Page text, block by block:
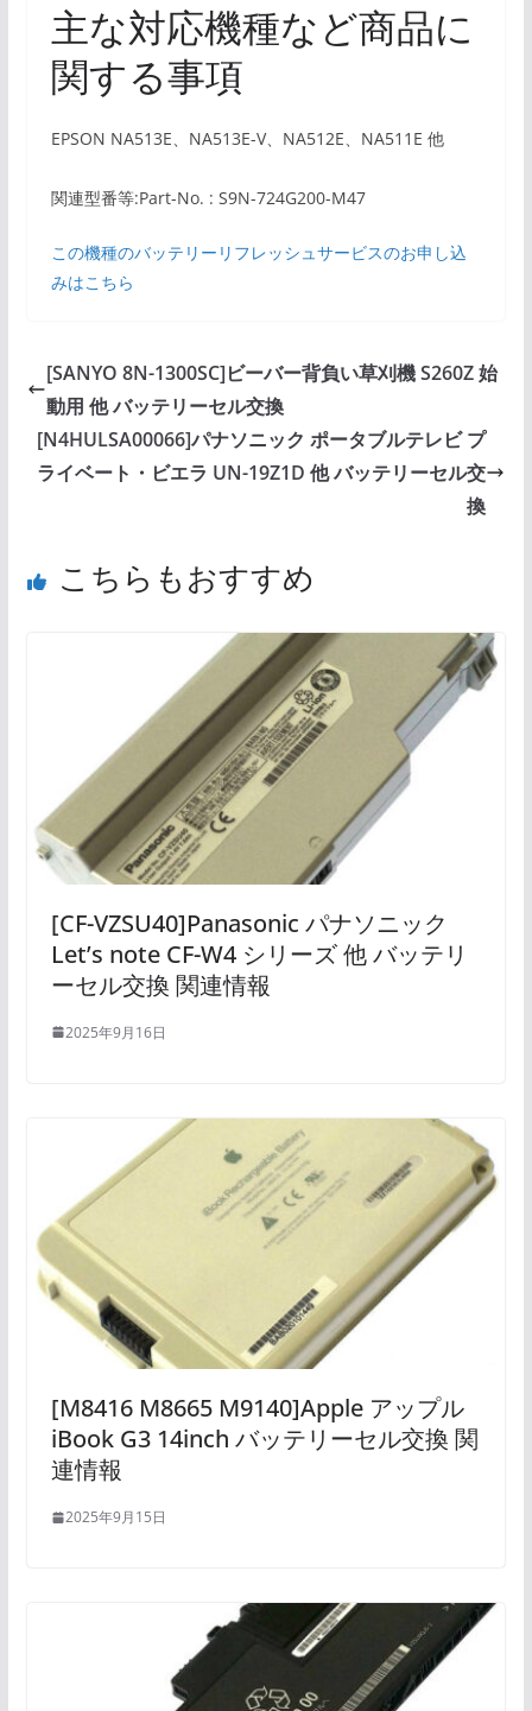
主な対応機種など商品に
関する事項
EPSON NA513E、NA513E-V、NA512E、NA511E 他
関連型番等:Part-No. : S9N-724G200-M47
この機種のバッテリーリフレッシュサービスのお申し込
みはこちら
[SANYO 8N-1300SC]ビーバー背負い草刈機 S260Z 始
動用 他 バッテリーセル交換
[N4HULSA00066]パナソニック ポータブルテレビ プ
ライベート・ビエラ UN-19Z1D 他 バッテリーセル交
換
こちらもおすすめ
[CF-VZSU40]Panasonic パナソニック
Let’s note CF-W4 シリーズ 他 バッテリ
ーセル交換 関連情報
2025年9月16日
[M8416 M8665 M9140]Apple アップル
iBook G3 14inch バッテリーセル交換 関
連情報
2025年9月15日